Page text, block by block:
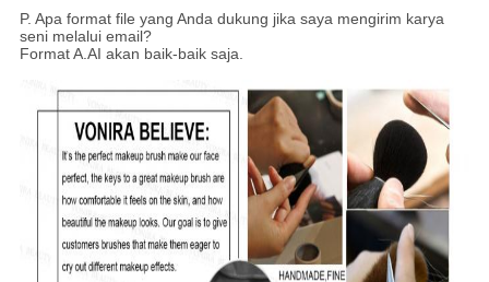
P. Apa format file yang Anda dukung jika saya mengirim karya
seni melalui email?
Format A.AI akan baik-baik saja.